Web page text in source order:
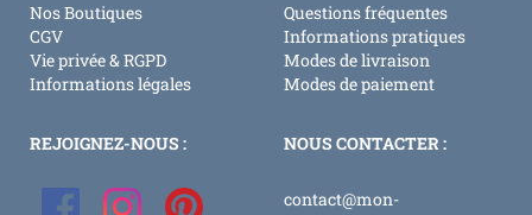
Nos Boutiques
CGV
Vie privée & RGPD
Informations légales
Questions fréquentes
Informations pratiques
Modes de livraison
Modes de paiement
REJOIGNEZ-NOUS : NOUS CONTACTER :
contact@mon-